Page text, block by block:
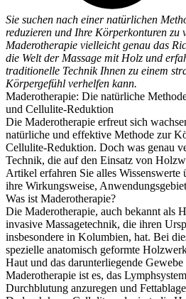
Sie suchen nach einer natürlichen
reduzieren und Ihre Körperkonturen zu
Maderotherapie vielleicht genau das
die Welt der Massage mit Holz und
traditionelle Technik Ihnen zu einem
Körpergefühl verhelfen kann.
Maderotherapie: Die natürliche
und Cellulite-Reduktion
Die Maderotherapie erfreut sich
natürliche und effektive Methode zur
Cellulite-Reduktion. Doch was genau
Technik, die auf den Einsatz von
Artikel erfahren Sie alles Wissenswerte
ihre Wirkungsweise,
Was ist Maderotherapie?
Die Maderotherapie, auch bekannt als
invasive Massagetechnik, die ihren
insbesondere in Kolumbien, hat. Bei
spezielle anatomisch geformte
Haut und das darunterliegende
Maderotherapie ist es, das
Durchblutung anzuregen und